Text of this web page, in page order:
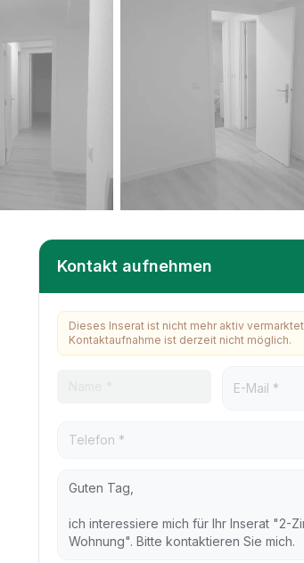
Kontakt aufnehmen
Dieses Inserat ist nicht mehr aktiv
Kontaktaufnahme ist derzeit nicht möglich.